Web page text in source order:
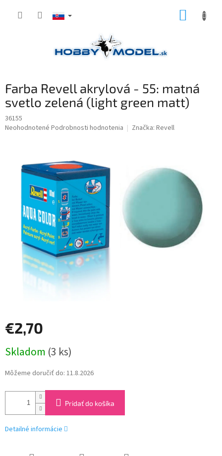
Farba Revell akrylová - 55: matná
svetlo zelená (light green matt)
36155
Priemerné
hviezdičiek.
Neohodnotené Podrobnosti hodnotenia Značka: Revell
€2,70
cena:
Skladom (3 ks)
Môžeme doručiť do: 11.8.2026
Pridať do košíka
Detailné informácie